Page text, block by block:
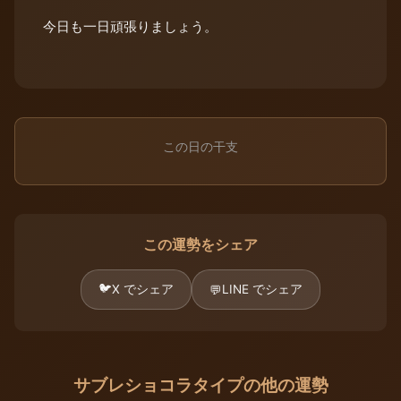
今日も一日頑張りましょう。
この日の干支
この運勢をシェア
🐦X でシェア 💬LINE でシェア
サブレショコラタイプの他の運勢